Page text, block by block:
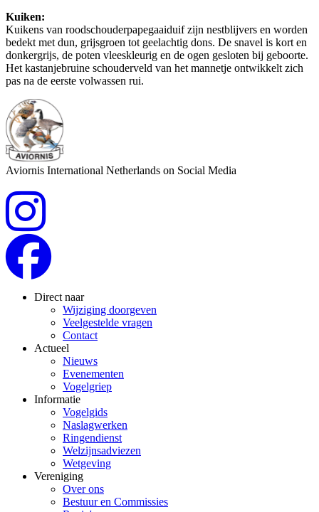
Kuiken:
Kuikens van roodschouderpapegaaiduif zijn nestblijvers en worden
bedekt met dun, grijsgroen tot geelachtig dons. De snavel is kort en
donkergrijs, de poten vleeskleurig en de ogen gesloten bij geboorte.
Het kastanjebruine schouderveld van het mannetje ontwikkelt zich
pas na de eerste volwassen rui.
Aviornis International Netherlands on Social Media
Direct naar
Wijziging doorgeven
Veelgestelde vragen
Contact
Actueel
Nieuws
Evenementen
Vogelgriep
Informatie
Vogelgids
Naslagwerken
Ringendienst
Welzijnsadviezen
Wetgeving
Vereniging
Over ons
Bestuur en Commissies